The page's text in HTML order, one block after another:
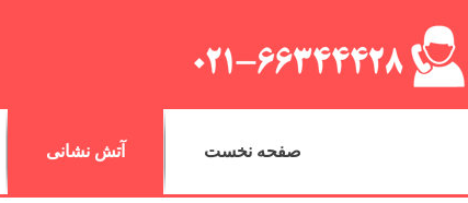
صفحه نخست آتش نشانی